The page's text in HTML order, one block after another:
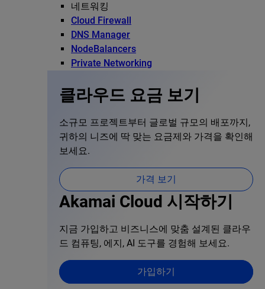
네트워킹
Cloud Firewall
DNS Manager
NodeBalancers
Private Networking
클라우드 요금 보기
소규모 프로젝트부터 글로벌 규모의 배포까지,
귀하의 니즈에 딱 맞는 요금제와 가격을 확인해
보세요.
가격 보기
Akamai Cloud 시작하기
지금 가입하고 비즈니스에 맞춤 설계된 클라우
드 컴퓨팅, 에지, AI 도구를 경험해 보세요.
가입하기